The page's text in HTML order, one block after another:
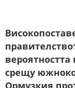
срещу
Ормузкия